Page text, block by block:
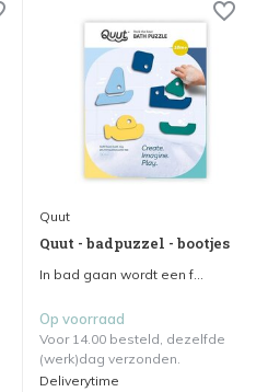
Quut
Quut - badpuzzel - bootjes
In bad gaan wordt een f...
Op voorraad
Voor 14.00 besteld, dezelfde
(werk)dag verzonden.
Deliverytime